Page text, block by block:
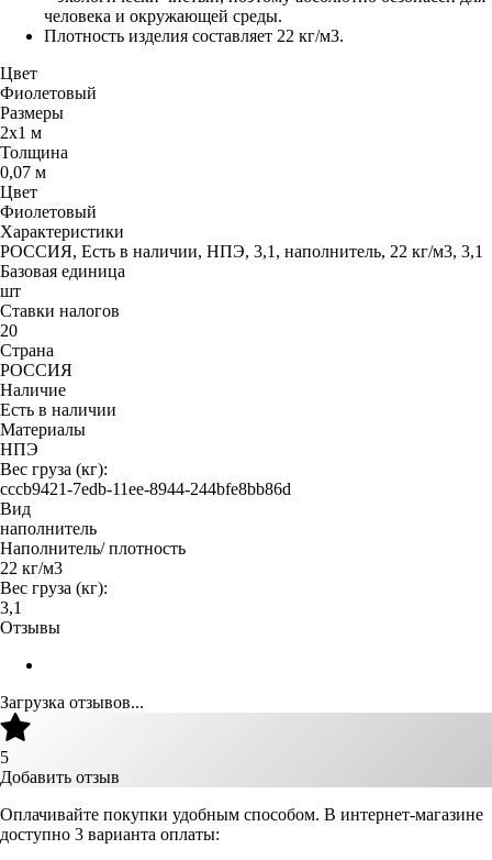
человека и окружающей среды.
Плотность изделия составляет 22 кг/м3.
Цвет
Фиолетовый
Размеры
2х1 м
Толщина
0,07 м
Цвет
Фиолетовый
Характеристики
РОССИЯ, Есть в наличии, НПЭ, 3,1, наполнитель, 22 кг/м3, 3,1
Базовая единица
шт
Ставки налогов
20
Страна
РОССИЯ
Наличие
Есть в наличии
Материалы
НПЭ
Вес груза (кг):
cccb9421-7edb-11ee-8944-244bfe8bb86d
Вид
наполнитель
Наполнитель/ плотность
22 кг/м3
Вес груза (кг):
3,1
Отзывы
Загрузка отзывов...
5
Добавить отзыв
Оплачивайте покупки удобным способом. В интернет-магазине
доступно 3 варианта оплаты: